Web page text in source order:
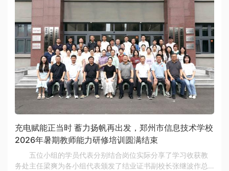
充电赋能正当时 蓄力扬帆再出发，郑州市信息技术学校
2026年暑期教师能力研修培训圆满结束
五位小组的学员代表分别结合岗位实际分享了学习收获教
务处主任梁爽为各小组代表颁发了结业证书副校长张继波作总